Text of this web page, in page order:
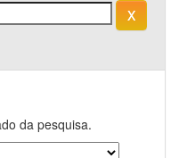
da pesquisa.